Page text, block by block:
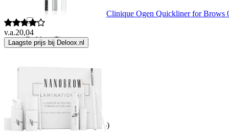
Catrice (44)
C:ehko(5)
Charlotte Tilbury (10)
CHRISTIAN FAYE (26)
Clinique Ogen Quickliner for Brows
v.a.20,04
Laagste prijs bij Deloox.nl